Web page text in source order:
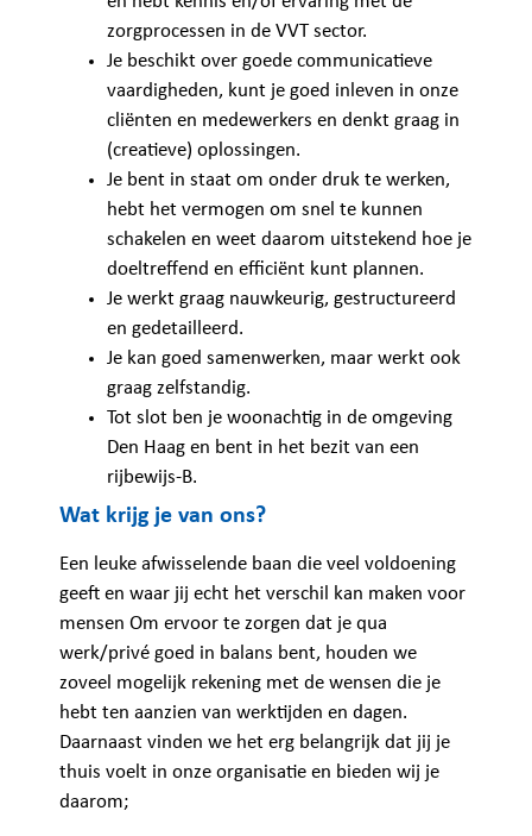
zorgprocessen in de VVT sector.
Je beschikt over goede communicatieve
vaardigheden, kunt je goed inleven in onze
cliënten en medewerkers en denkt graag in
(creatieve) oplossingen.
Je bent in staat om onder druk te werken,
hebt het vermogen om snel te kunnen
schakelen en weet daarom uitstekend hoe je
doeltreffend en efficiënt kunt plannen.
Je werkt graag nauwkeurig, gestructureerd
en gedetailleerd.
Je kan goed samenwerken, maar werkt ook
graag zelfstandig.
Tot slot ben je woonachtig in de omgeving
Den Haag en bent in het bezit van een
rijbewijs-B.
Wat krijg je van ons?
Een leuke afwisselende baan die veel voldoening
geeft en waar jij echt het verschil kan maken voor
mensen Om ervoor te zorgen dat je qua
werk/privé goed in balans bent, houden we
zoveel mogelijk rekening met de wensen die je
hebt ten aanzien van werktijden en dagen.
Daarnaast vinden we het erg belangrijk dat jij je
thuis voelt in onze organisatie en bieden wij je
daarom;